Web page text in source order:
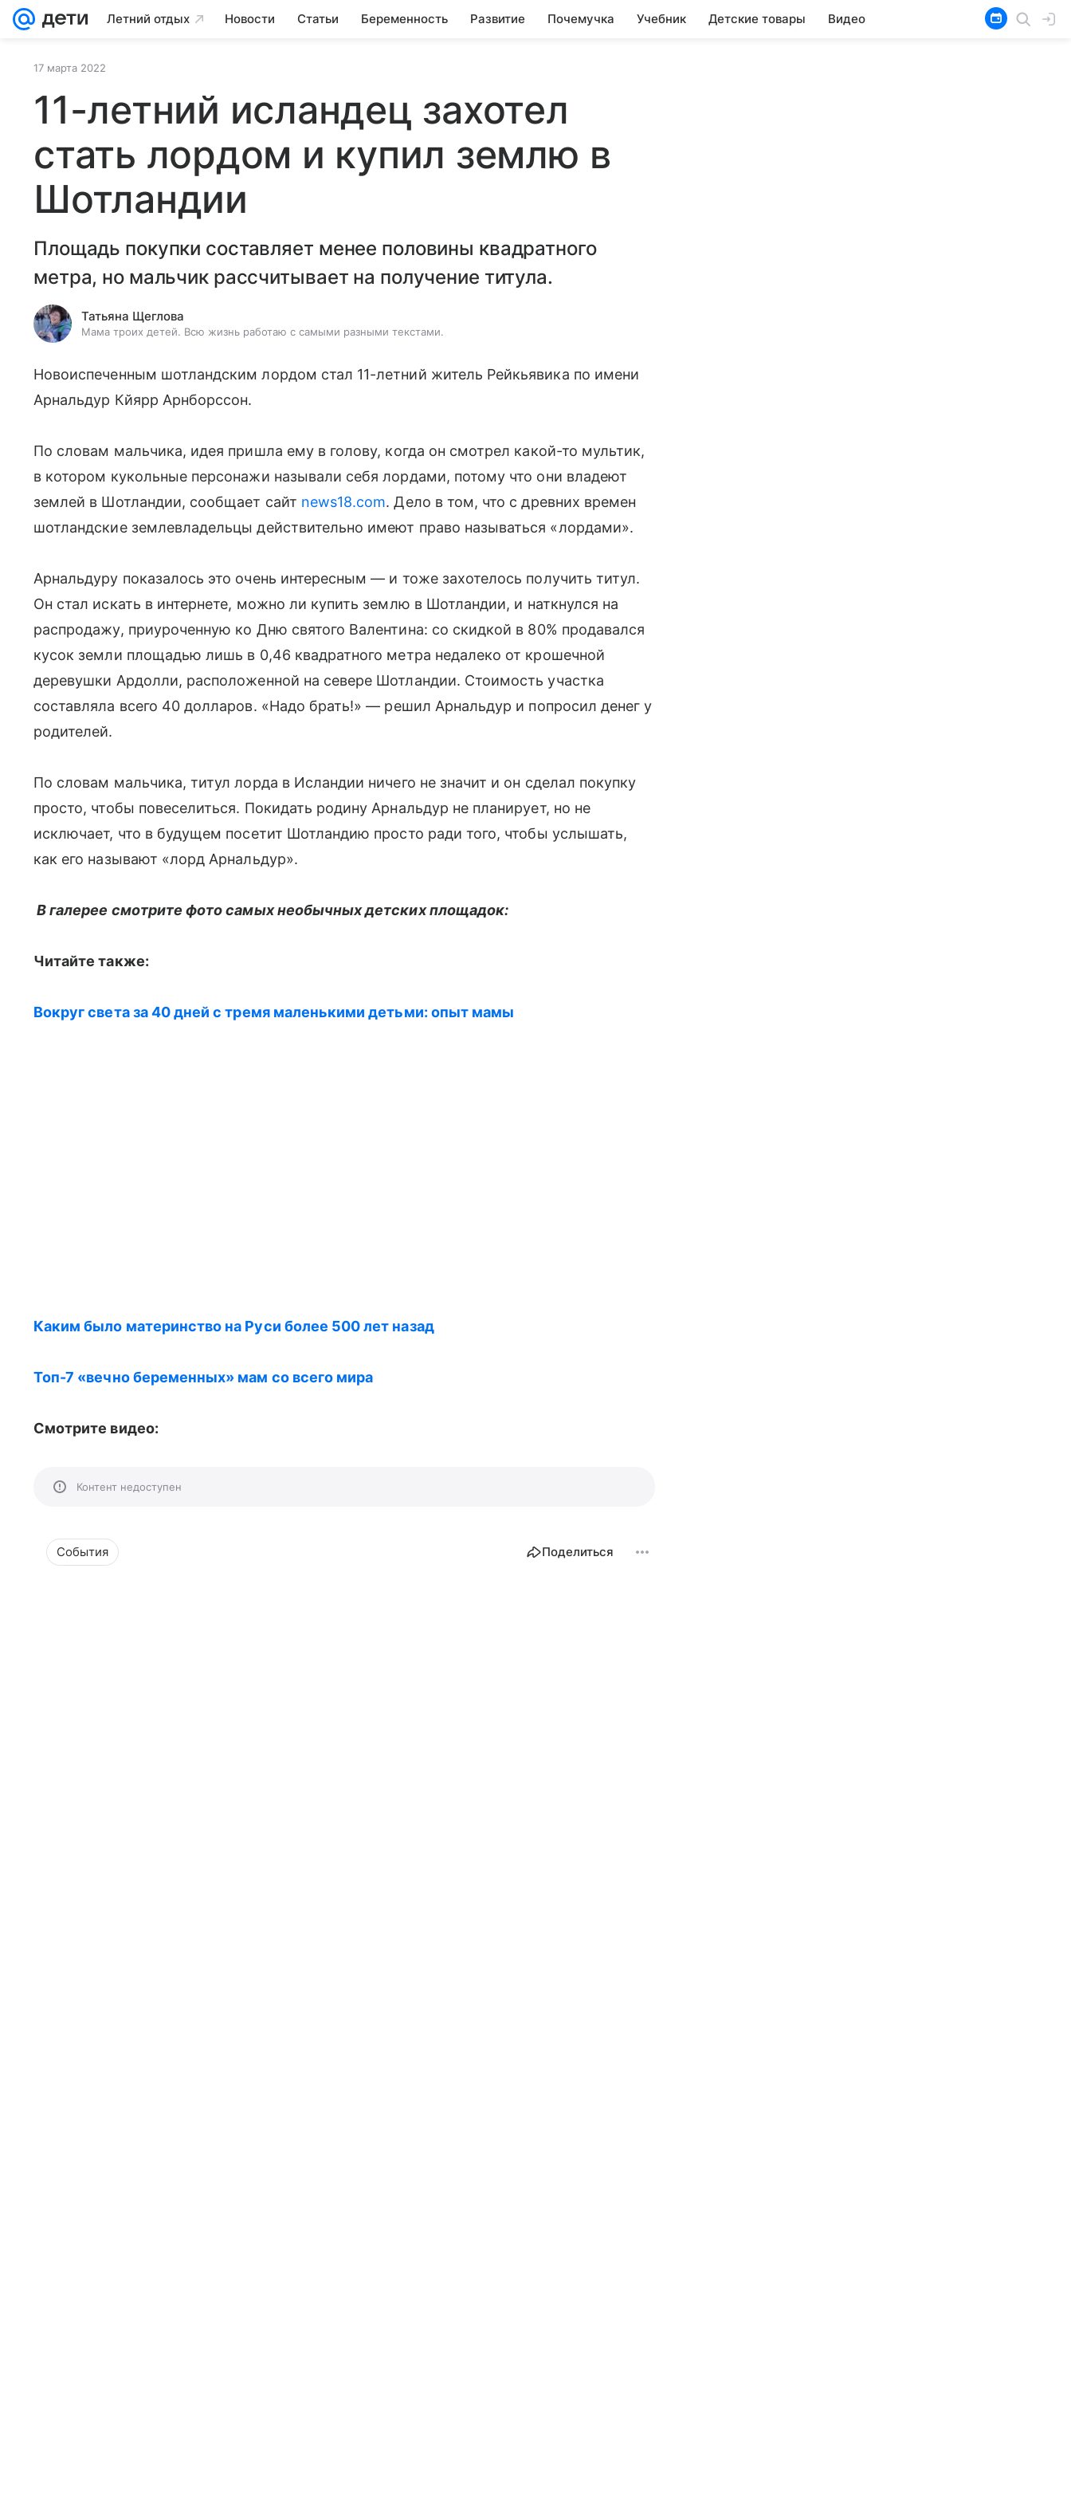
Летний отдых Новости Статьи Беременность Развитие Почемучка Учебник Детские товары Видео
17 марта 2022
11-летний исландец захотел
стать лордом и купил землю в
Шотландии
Площадь покупки составляет менее половины квадратного
метра, но мальчик рассчитывает на получение титула.
Татьяна Щеглова
Мама троих детей. Всю жизнь работаю с самыми разными текстами.
Новоиспеченным шотландским лордом стал 11-летний житель Рейкьявика по имени
Арнальдур Кйярр Арнборссон.
По словам мальчика, идея пришла ему в голову, когда он смотрел какой-то мультик,
в котором кукольные персонажи называли себя лордами, потому что они владеют
землей в Шотландии, сообщает сайт news18.com. Дело в том, что с древних времен
шотландские землевладельцы действительно имеют право называться «лордами».
Арнальдуру показалось это очень интересным — и тоже захотелось получить титул.
Он стал искать в интернете, можно ли купить землю в Шотландии, и наткнулся на
распродажу, приуроченную ко Дню святого Валентина: со скидкой в 80% продавался
кусок земли площадью лишь в 0,46 квадратного метра недалеко от крошечной
деревушки Ардолли, расположенной на севере Шотландии. Стоимость участка
составляла всего 40 долларов. «Надо брать!» — решил Арнальдур и попросил денег у
родителей.
По словам мальчика, титул лорда в Исландии ничего не значит и он сделал покупку
просто, чтобы повеселиться. Покидать родину Арнальдур не планирует, но не
исключает, что в будущем посетит Шотландию просто ради того, чтобы услышать,
как его называют «лорд Арнальдур».
В галерее смотрите фото самых необычных детских площадок:
Читайте также:
Вокруг света за 40 дней с тремя маленькими детьми: опыт мамы
Каким было материнство на Руси более 500 лет назад
Топ-7 «вечно беременных» мам со всего мира
Смотрите видео:
Контент недоступен
События Поделиться